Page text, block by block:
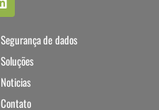
Segurança de dados
Soluções
Noticias
Contato